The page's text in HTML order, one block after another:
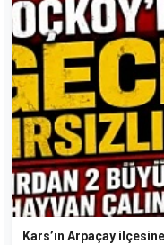
Kars’ın Arpaçay